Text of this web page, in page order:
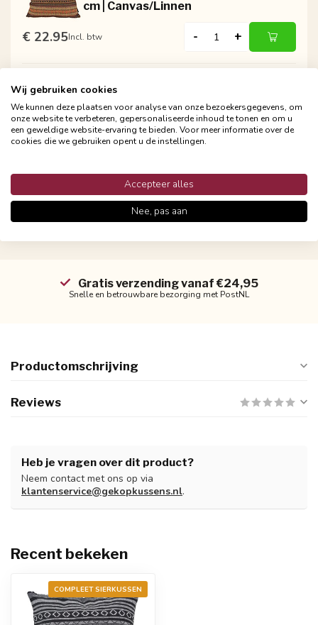
cm | Canvas/Linnen
€ 22.95Incl. btw - +
NOVÉE
Sierkussen Mexican Rosa | 45 x 45 cm
| Canvas/Linnen
-
Gratis verzending vanaf €24,95
Snelle en betrouwbare bezorging met PostNL
Productomschrijving
Reviews
Heb je vragen over dit product?
Neem contact met ons op via
klantenservice@gekopkussens.nl.
Recent bekeken
COMPLEET SIERKUSSEN
Wij gebruiken cookies
We kunnen deze plaatsen voor analyse van onze bezoekersgegevens, om
onze website te verbeteren, gepersonaliseerde inhoud te tonen en om u
een geweldige website-ervaring te bieden. Voor meer informatie over de
cookies die we gebruiken opent u de instellingen.
Accepteer alles
Nee, pas aan